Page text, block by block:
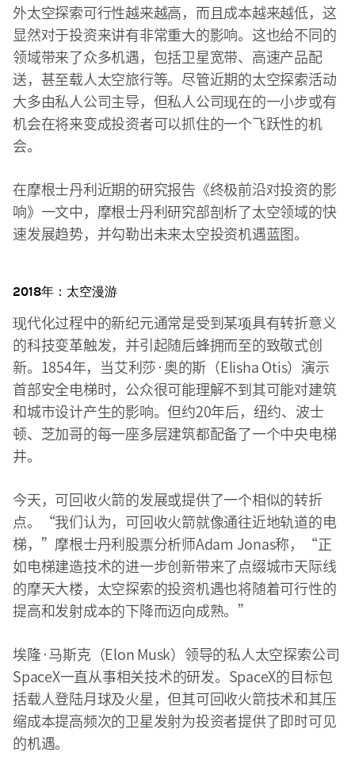
外太空探索可行性越来越高，而且成本越来越低，这
显然对于投资来讲有非常重大的影响。这也给不同的
领域带来了众多机遇，包括卫星宽带、高速产品配
送，甚至载人太空旅行等。尽管近期的太空探索活动
大多由私人公司主导，但私人公司现在的一小步或有
机会在将来变成投资者可以抓住的一个飞跃性的机
会。
在摩根士丹利近期的研究报告《终极前沿对投资的影
响》一文中，摩根士丹利研究部剖析了太空领域的快
速发展趋势，并勾勒出未来太空投资机遇蓝图。
2018年：太空漫游
现代化过程中的新纪元通常是受到某项具有转折意义
的科技变革触发，并引起随后蜂拥而至的致敬式创
新。1854年，当艾利莎·奥的斯（Elisha Otis）演示
首部安全电梯时，公众很可能理解不到其可能对建筑
和城市设计产生的影响。但约20年后，纽约、波士
顿、芝加哥的每一座多层建筑都配备了一个中央电梯
井。
今天，可回收火箭的发展或提供了一个相似的转折
点。“我们认为，可回收火箭就像通往近地轨道的电
梯，”摩根士丹利股票分析师Adam Jonas称，“正
如电梯建造技术的进一步创新带来了点缀城市天际线
的摩天大楼，太空探索的投资机遇也将随着可行性的
提高和发射成本的下降而迈向成熟。”
埃隆·马斯克（Elon Musk）领导的私人太空探索公司
SpaceX一直从事相关技术的研发。SpaceX的目标包
括载人登陆月球及火星，但其可回收火箭技术和其压
缩成本提高频次的卫星发射为投资者提供了即时可见
的机遇。